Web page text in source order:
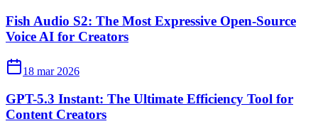
Fish Audio S2: The Most Expressive Open-Source
Voice AI for Creators
18 mar 2026
GPT-5.3 Instant: The Ultimate Efficiency Tool for
Content Creators